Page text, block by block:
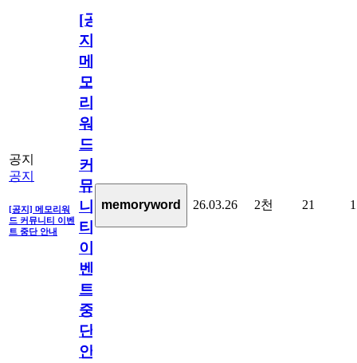
공지
공지
[공지] 메모리워
드 커뮤니티 이벤
트 중단 안내
[공
지]
메
모
리
워
드
커
뮤
니
티
이
벤
트
중
단
안
memoryword 26.03.26 2천 21 1